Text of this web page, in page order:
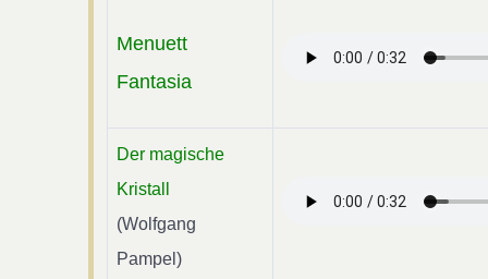
Menuett
Fantasia
Der magische
Kristall
(Wolfgang
Pampel)